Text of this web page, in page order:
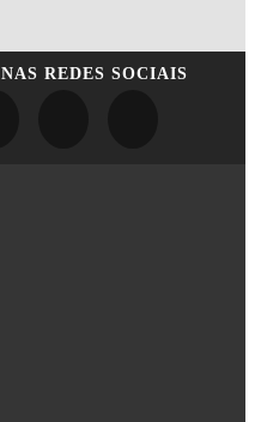
NAS REDES SOCIAIS